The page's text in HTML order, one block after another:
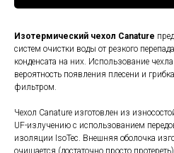
Изотермический чехол Canature
систем очистки воды от резкого
конденсата на них. Использование
вероятность появления плесени и
фильтром.
Чехол Canature изготовлен из
UF-излучению с использованием
изоляции IsoTec. Внешняя оболочка